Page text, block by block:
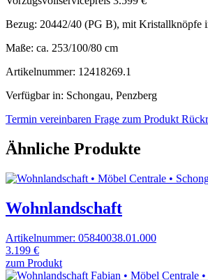
Bezug: 20442/40 (PG B), mit Kristallknöpfe
Maße: ca. 253/100/80 cm
Artikelnummer: 12418269.1
Verfügbar in: Schongau, Penzberg
Termin vereinbaren Frage zum Produkt
Ähnliche Produkte
Wohnlandschaft
Artikelnummer: 05840038.01.000
3.199 €
zum Produkt